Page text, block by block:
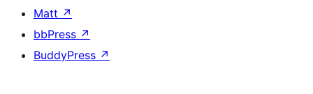
Matt ↗
bbPress ↗
BuddyPress ↗